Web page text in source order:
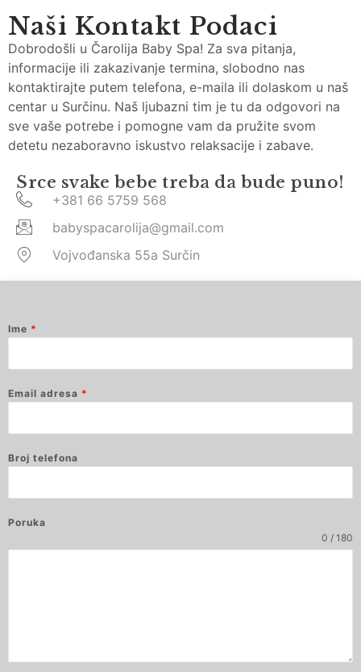
Naši Kontakt Podaci
Dobrodošli u Čarolija Baby Spa! Za sva pitanja,
informacije ili zakazivanje termina, slobodno nas
kontaktirajte putem telefona, e-maila ili dolaskom u naš
centar u Surčinu. Naš ljubazni tim je tu da odgovori na
sve vaše potrebe i pomogne vam da pružite svom
detetu nezaboravno iskustvo relaksacije i zabave.
Srce svake bebe treba da bude puno!
+381 66 5759 568
babyspacarolija@gmail.com
Vojvođanska 55a Surčin
Ime *
Email adresa *
Broj telefona
Poruka
0 / 180